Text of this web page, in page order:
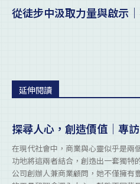
從徒步中汲取力量與啟示
延伸閱讀
探尋人心，創造價值｜專
在現代社會中，商業與心靈似乎是兩
功地將這兩者結合，創造出一套獨特
公司創辦人兼商業顧問，她不僅擁有